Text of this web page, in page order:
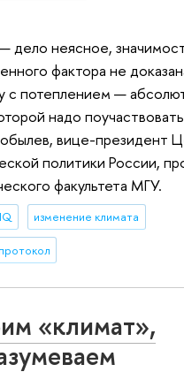
дело неясное,
фактора не
с потеплением —
надо
вице-президент
политики России,
факультета МГУ.
IQ изменение климата
«климат»,